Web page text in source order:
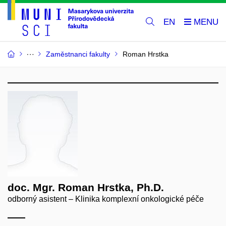
EN
Zaměstnanci fakulty Roman Hrstka
doc. Mgr. Roman Hrstka, Ph.D.
odborný asistent – Klinika komplexní onkologické péče